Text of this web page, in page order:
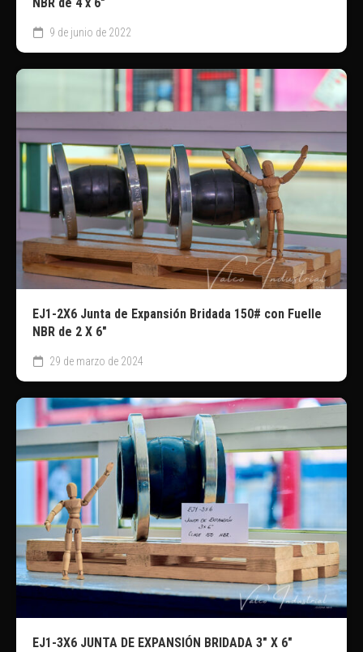
9 de junio de 2022
EJ1-2X6 Junta de Expansión Bridada 150# con Fuelle
NBR de 2 X 6″
29 de marzo de 2024
EJ1-3X6 JUNTA DE EXPANSIÓN BRIDADA 3″ X 6″